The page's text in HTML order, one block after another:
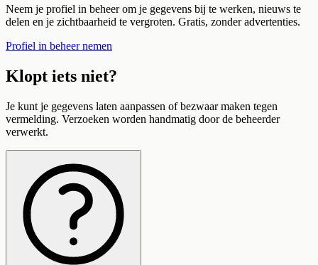
Neem je profiel in beheer om je gegevens bij te werken, nieuws te
delen en je zichtbaarheid te vergroten. Gratis, zonder advertenties.
Profiel in beheer nemen
Klopt iets niet?
Je kunt je gegevens laten aanpassen of bezwaar maken tegen
vermelding. Verzoeken worden handmatig door de beheerder
verwerkt.